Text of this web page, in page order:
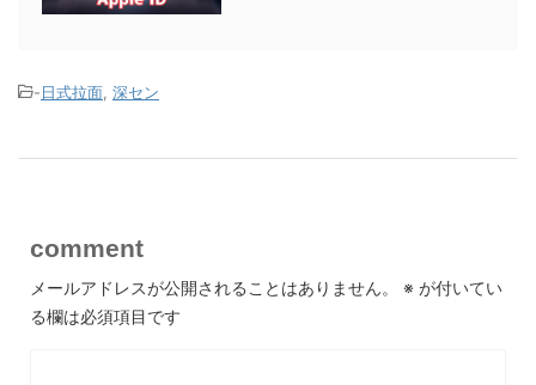
-日式拉面, 深セン
comment
メールアドレスが公開されることはありません。 ※ が付いてい
る欄は必須項目です